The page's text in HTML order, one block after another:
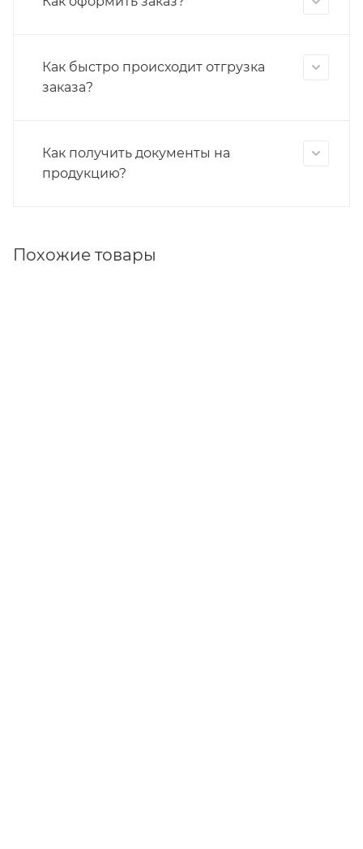
Как быстро происходит отгрузка
заказа?
Как получить документы на
продукцию?
Похожие товары